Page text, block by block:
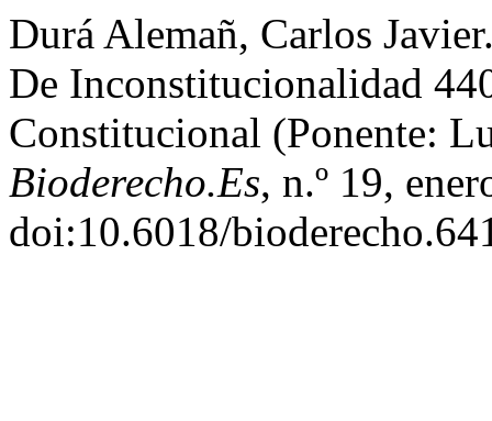
Durá Alemañ, Carlos
De Inconstitucionalidad
Constitucional (Ponente:
Bioderecho.Es, n.º 19,
doi:10.6018/